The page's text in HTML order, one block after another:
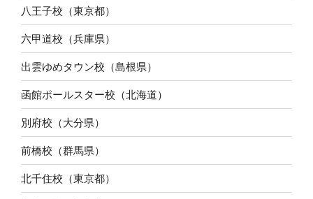
八王子校（東京都）
六甲道校（兵庫県）
出雲ゆめタウン校（島根県）
函館ポールスター校（北海道）
別府校（大分県）
前橋校（群馬県）
北千住校（東京都）